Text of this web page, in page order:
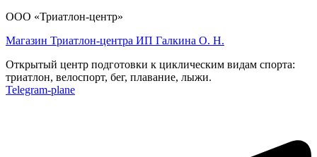
ООО «Триатлон-центр»
Магазин Триатлон-центра ИП Галкина О. Н.
Открытый центр подготовки к циклическим видам спорта:
триатлон, велоспорт, бег, плавание, лыжи.
Telegram-plane